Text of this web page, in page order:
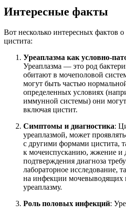
Интересные факты
Вот несколько интересных фактов
цистита:
Уреаплазма как условно-
Уреаплазма — это род
обитают в мочеполовой
могут быть частью
определенных условиях
иммунной системы) они
включая цистит.
Симптомы и диагностика:
уреаплазмой, может
с другими формами цистита,
к мочеиспусканию, жжение и
подтверждения диагноза
лабораторное исследование,
на инфекции мочевыводящих
уреаплазму.
Роль половых инфекций: